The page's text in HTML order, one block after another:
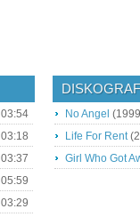
03:54
03:18
03:37
05:59
03:29
No Angel
Life For Rent
Girl Who Got